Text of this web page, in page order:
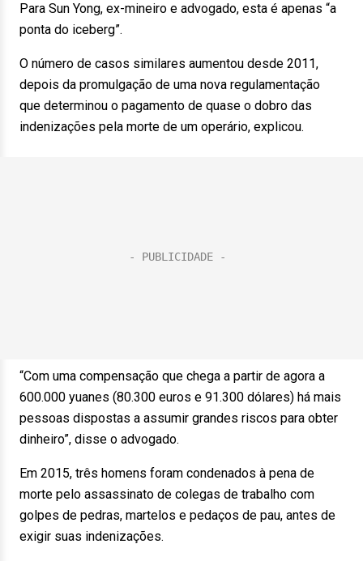
Para Sun Yong, ex-mineiro e advogado, esta é apenas “a
ponta do iceberg”.
O número de casos similares aumentou desde 2011,
depois da promulgação de uma nova regulamentação
que determinou o pagamento de quase o dobro das
indenizações pela morte de um operário, explicou.
“Com uma compensação que chega a partir de agora a
600.000 yuanes (80.300 euros e 91.300 dólares) há mais
pessoas dispostas a assumir grandes riscos para obter
dinheiro”, disse o advogado.
Em 2015, três homens foram condenados à pena de
morte pelo assassinato de colegas de trabalho com
golpes de pedras, martelos e pedaços de pau, antes de
exigir suas indenizações.